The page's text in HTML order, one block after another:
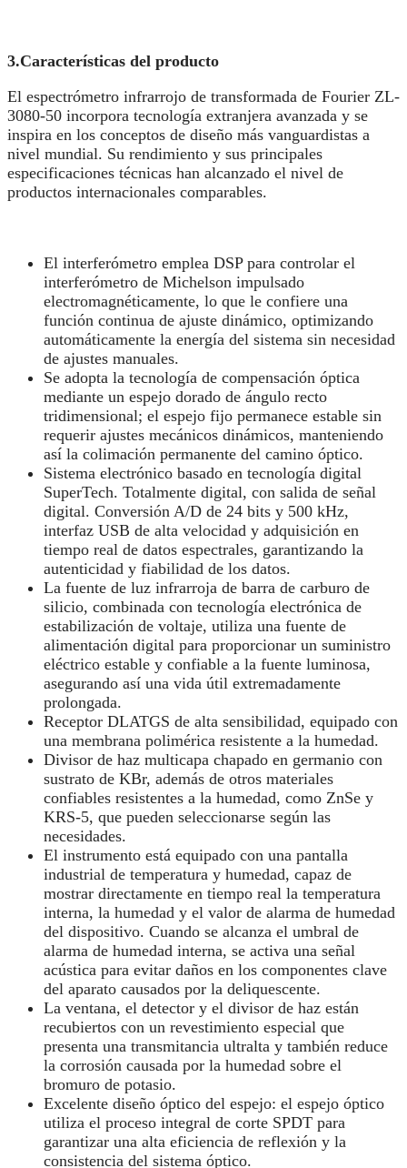
3.Características del producto
El espectrómetro infrarrojo de transformada de Fourier ZL-
3080-50 incorpora tecnología extranjera avanzada y se
inspira en los conceptos de diseño más vanguardistas a
nivel mundial. Su rendimiento y sus principales
especificaciones técnicas han alcanzado el nivel de
productos internacionales comparables.
El interferómetro emplea DSP para controlar el
interferómetro de Michelson impulsado
electromagnéticamente, lo que le confiere una
función continua de ajuste dinámico, optimizando
automáticamente la energía del sistema sin necesidad
de ajustes manuales.
Se adopta la tecnología de compensación óptica
mediante un espejo dorado de ángulo recto
tridimensional; el espejo fijo permanece estable sin
requerir ajustes mecánicos dinámicos, manteniendo
así la colimación permanente del camino óptico.
Sistema electrónico basado en tecnología digital
SuperTech. Totalmente digital, con salida de señal
digital. Conversión A/D de 24 bits y 500 kHz,
interfaz USB de alta velocidad y adquisición en
tiempo real de datos espectrales, garantizando la
autenticidad y fiabilidad de los datos.
La fuente de luz infrarroja de barra de carburo de
silicio, combinada con tecnología electrónica de
estabilización de voltaje, utiliza una fuente de
alimentación digital para proporcionar un suministro
eléctrico estable y confiable a la fuente luminosa,
asegurando así una vida útil extremadamente
prolongada.
Receptor DLATGS de alta sensibilidad, equipado con
una membrana polimérica resistente a la humedad.
Divisor de haz multicapa chapado en germanio con
sustrato de KBr, además de otros materiales
confiables resistentes a la humedad, como ZnSe y
KRS-5, que pueden seleccionarse según las
necesidades.
El instrumento está equipado con una pantalla
industrial de temperatura y humedad, capaz de
mostrar directamente en tiempo real la temperatura
interna, la humedad y el valor de alarma de humedad
del dispositivo. Cuando se alcanza el umbral de
alarma de humedad interna, se activa una señal
acústica para evitar daños en los componentes clave
del aparato causados por la deliquescente.
La ventana, el detector y el divisor de haz están
recubiertos con un revestimiento especial que
presenta una transmitancia ultralta y también reduce
la corrosión causada por la humedad sobre el
bromuro de potasio.
Excelente diseño óptico del espejo: el espejo óptico
utiliza el proceso integral de corte SPDT para
garantizar una alta eficiencia de reflexión y la
consistencia del sistema óptico.